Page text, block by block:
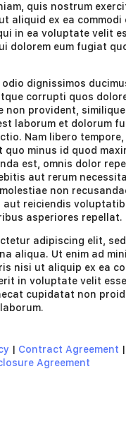
quis nostrum
aliquid ex ea commodi
in ea voluptate velit
dolorem eum fugiat
dignissimos
corrupti quos
provident,
laborum et dolorum
Nam libero
minus id quod
est, omnis dolor
aut rerum
non
reiciendis
asperiores repellat.
adipiscing elit,
aliqua. Ut enim ad
nisi ut aliquip ex ea
in voluptate velit
cupidatat non
| Contract Agreement
Agreement